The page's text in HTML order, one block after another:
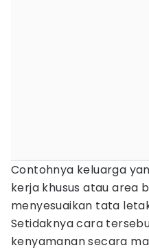
Contohnya keluarga
kerja khusus atau area
menyesuaikan tata
Setidaknya cara
kenyamanan secara